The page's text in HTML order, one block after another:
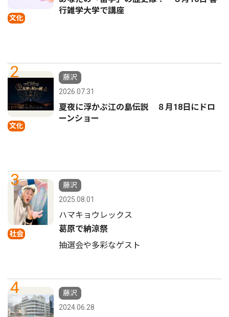
文化
行雑学大学で講座
2
文化
藤沢
2026.07.31
夏夜に浮かぶ江の島伝説 ８月18日にドロ
ーンショー
3
社会
藤沢
2025.08.01
ハマキョウレックス
葛原で納涼祭
抽選会や多彩なゲスト
4
藤沢
2024.06.28